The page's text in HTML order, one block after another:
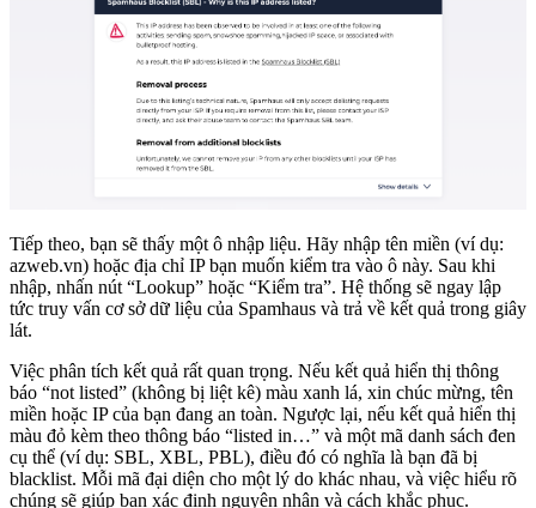
Tiếp theo, bạn sẽ thấy một ô nhập liệu. Hãy nhập tên miền (ví dụ:
azweb.vn) hoặc địa chỉ IP bạn muốn kiểm tra vào ô này. Sau khi
nhập, nhấn nút “Lookup” hoặc “Kiểm tra”. Hệ thống sẽ ngay lập
tức truy vấn cơ sở dữ liệu của Spamhaus và trả về kết quả trong giây
lát.
Việc phân tích kết quả rất quan trọng. Nếu kết quả hiển thị thông
báo “not listed” (không bị liệt kê) màu xanh lá, xin chúc mừng, tên
miền hoặc IP của bạn đang an toàn. Ngược lại, nếu kết quả hiển thị
màu đỏ kèm theo thông báo “listed in…” và một mã danh sách đen
cụ thể (ví dụ: SBL, XBL, PBL), điều đó có nghĩa là bạn đã bị
blacklist. Mỗi mã đại diện cho một lý do khác nhau, và việc hiểu rõ
chúng sẽ giúp bạn xác định nguyên nhân và cách khắc phục.